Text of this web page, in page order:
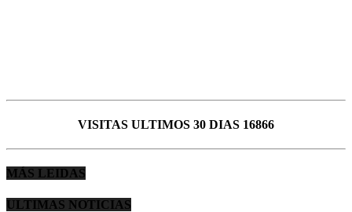
VISITAS ULTIMOS 30 DIAS 16866
MÁS LEIDAS
ULTIMAS NOTICIAS